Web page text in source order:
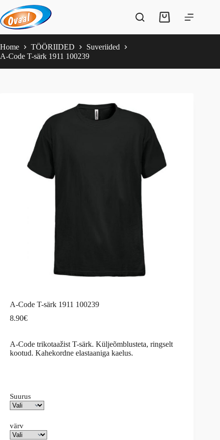
to
content
Shopping
Home TÖÖRIIDED
Suveriided
A-Code T-särk 1911 100239
A-Code T-särk 1911 100239
8.90€
A-Code trikotaažist T-särk. Küljeõmblusteta, ringselt
kootud. Kahekordne elastaaniga kaelus.
Suurus
värv